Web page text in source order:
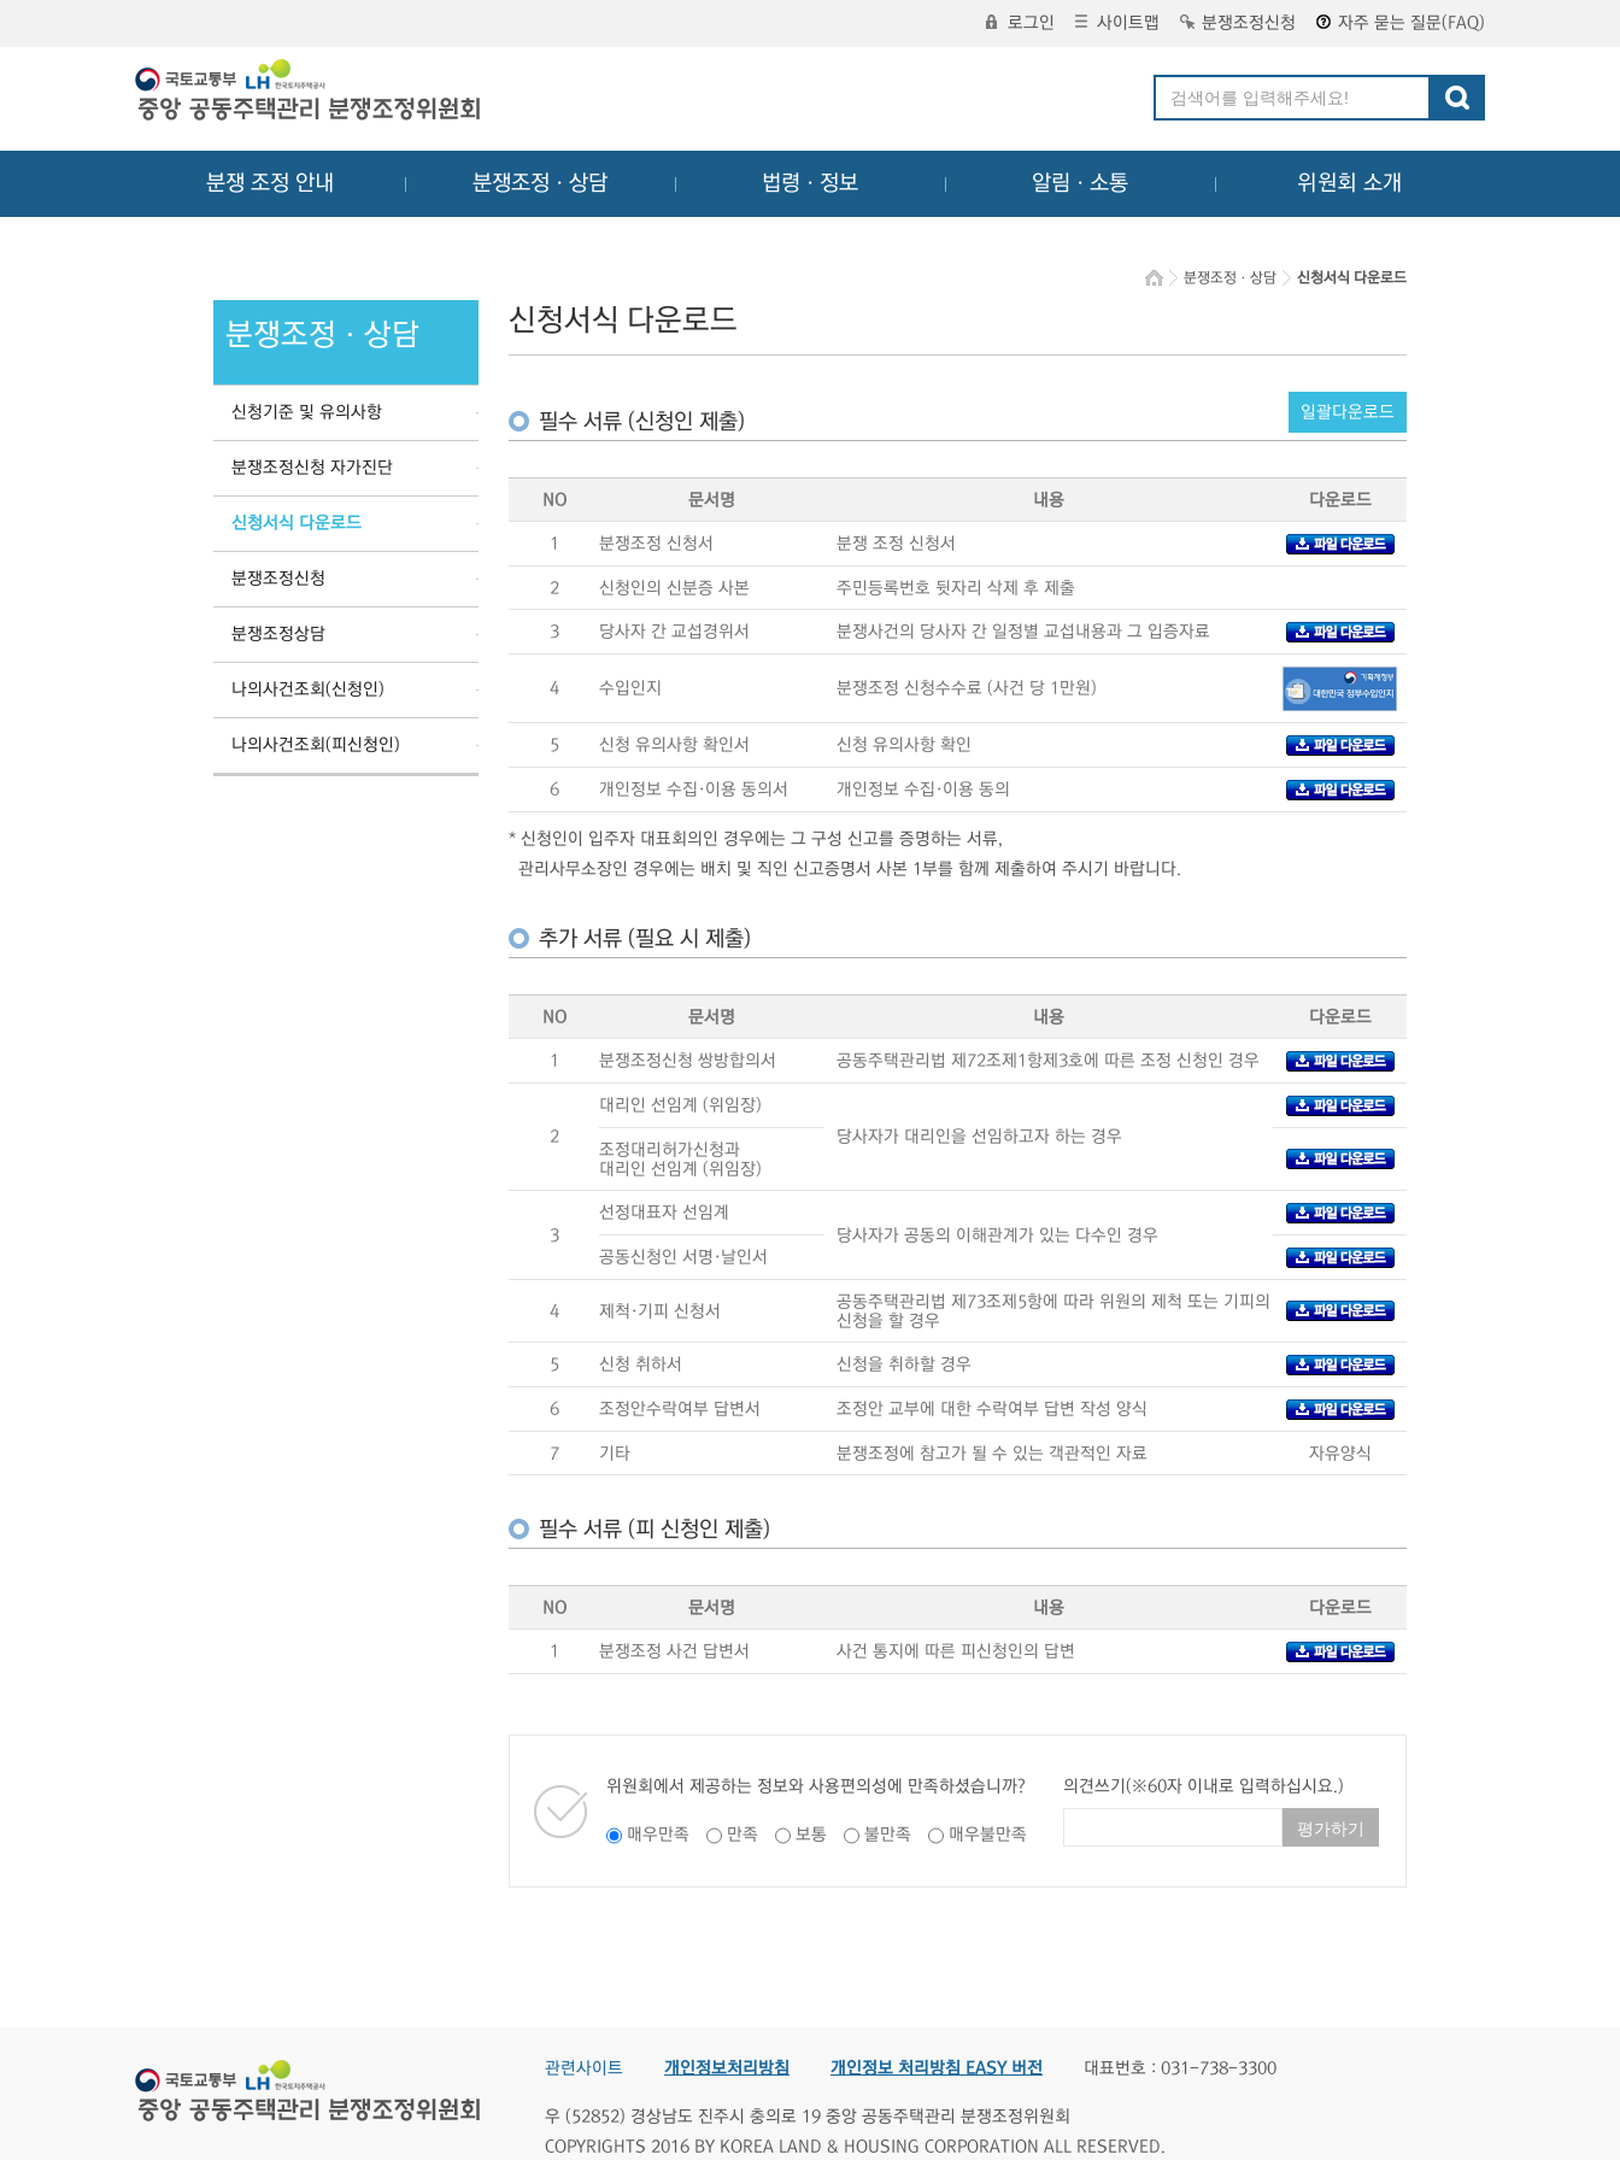
로그인 사이트맵 분쟁조정신청 자주 묻는 질문(FAQ)
분쟁 조정 안내 분쟁조정ㆍ상담 법령ㆍ정보 알림ㆍ소통 위원회 소개
분쟁조정ㆍ상담
신청기준 및 유의사항
분쟁조정신청 자가진단
신청서식 다운로드
분쟁조정신청
분쟁조정상담
나의사건조회(신청인)
나의사건조회(피신청인)
분쟁조정ㆍ상담 신청서식 다운로드
신청서식 다운로드
필수 서류 (신청인 제출) 일괄다운로드
NO 문서명 내용 다운로드
1 분쟁조정 신청서 분쟁 조정 신청서
2 신청인의 신분증 사본 주민등록번호 뒷자리 삭제 후 제출
3 당사자 간 교섭경위서 분쟁사건의 당사자 간 일정별 교섭내용과 그 입증자료
4 수입인지 분쟁조정 신청수수료 (사건 당 1만원)
5 신청 유의사항 확인서 신청 유의사항 확인
6 개인정보 수집·이용 동의서 개인정보 수집·이용 동의
* 신청인이 입주자 대표회의인 경우에는 그 구성 신고를 증명하는 서류,
관리사무소장인 경우에는 배치 및 직인 신고증명서 사본 1부를 함께 제출하여 주시기 바랍니다.
추가 서류 (필요 시 제출)
NO 문서명 내용 다운로드
1 분쟁조정신청 쌍방합의서 공동주택관리법 제72조제1항제3호에 따른 조정 신청인 경우
2
대리인 선임계 (위임장)
당사자가 대리인을 선임하고자 하는 경우
조정대리허가신청과
대리인 선임계 (위임장)
3
선정대표자 선임계
당사자가 공동의 이해관계가 있는 다수인 경우
공동신청인 서명·날인서
4 제척·기피 신청서
공동주택관리법 제73조제5항에 따라 위원의 제척 또는 기피의
신청을 할 경우
5 신청 취하서 신청을 취하할 경우
6 조정안수락여부 답변서 조정안 교부에 대한 수락여부 답변 작성 양식
7 기타 분쟁조정에 참고가 될 수 있는 객관적인 자료 자유양식
필수 서류 (피 신청인 제출)
NO 문서명 내용 다운로드
1 분쟁조정 사건 답변서 사건 통지에 따른 피신청인의 답변
위원회에서 제공하는 정보와 사용편의성에 만족하셨습니까?
매우만족 만족 보통 불만족 매우불만족
의견쓰기(※60자 이내로 입력하십시요.)
관련사이트 개인정보처리방침 개인정보 처리방침 EASY 버전 대표번호 : 031-738-3300
우 (52852) 경상남도 진주시 충의로 19 중앙 공동주택관리 분쟁조정위원회
COPYRIGHTS 2016 BY KOREA LAND & HOUSING CORPORATION ALL RESERVED.